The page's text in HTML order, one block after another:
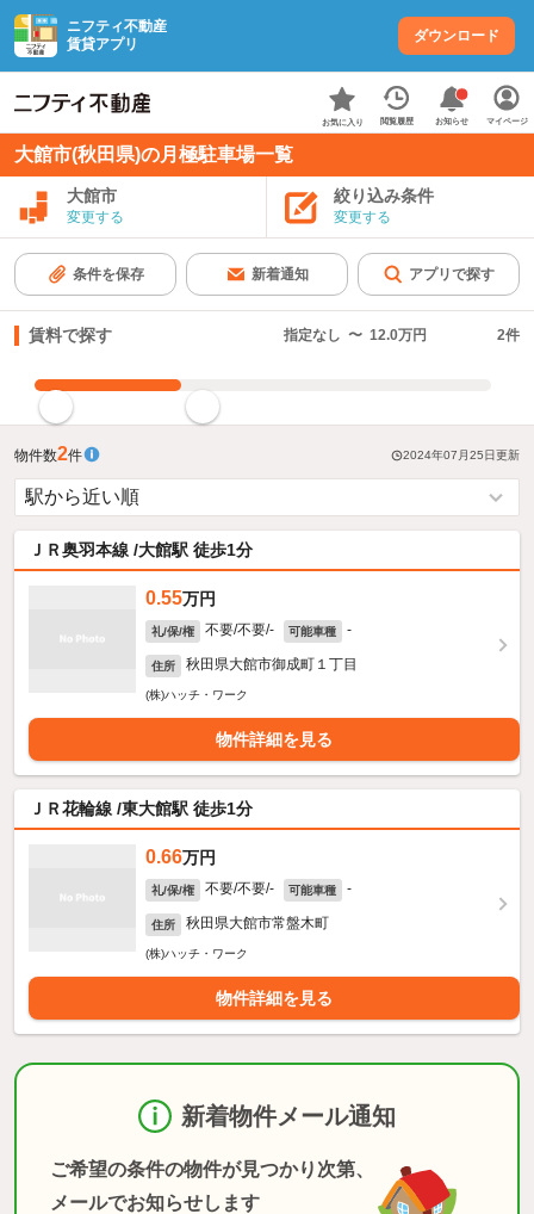
ニフティ不動産
賃貸アプリ
ダウンロード
お気に入り 閲覧履歴 お知らせ マイページ
大館市(秋田県)の月極駐車場一覧
大館市
変更する
絞り込み条件
変更する
条件を保存 新着通知 アプリで探す
賃料で探す 指定なし 〜 12.0万円 2件
物件数2件 2024年07月25日更新
ＪＲ奥羽本線 /大館駅 徒歩1分
0.55万円
礼/保/権 不要/不要/- 可能車種 -
住所 秋田県大館市御成町１丁目
(株)ハッチ・ワーク
物件詳細を見る
ＪＲ花輪線 /東大館駅 徒歩1分
0.66万円
礼/保/権 不要/不要/- 可能車種 -
住所 秋田県大館市常盤木町
(株)ハッチ・ワーク
物件詳細を見る
新着物件メール通知
ご希望の条件の物件が見つかり次第、
メールでお知らせします